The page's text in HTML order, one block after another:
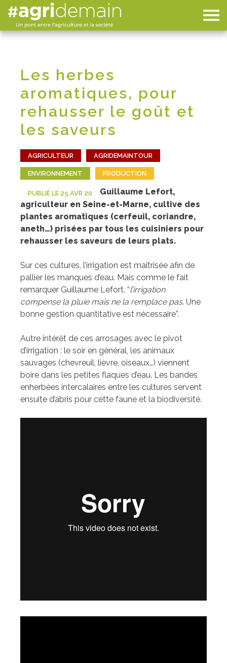
Les herbes
aromatiques, pour
rehausser le goût et
les saveurs
AGRICULTEUR AGRIDEMAINTOUR
ENVIRONNEMENT PRODUCTION
PUBLIÉ LE 25 AVR 20
Guillaume Lefort,
agriculteur en Seine-et-Marne, cultive des
plantes aromatiques (cerfeuil, coriandre,
aneth…) prisées par tous les cuisiniers pour
rehausser les saveurs de leurs plats.
Sur ces cultures, l’irrigation est maîtrisée afin de
pallier les manques d’eau. Mais comme le fait
remarquer Guillaume Lefort, “l’irrigation
compense la pluie mais ne la remplace pas. Une
bonne gestion quantitative est nécessaire”.
Autre intérêt de ces arrosages avec le pivot
d’irrigation : le soir en général, les animaux
sauvages (chevreuil, lièvre, oiseaux…) viennent
boire dans les petites flaques d’eau. Les bandes
enherbées intercalaires entre les cultures servent
ensuite d’abris pour cette faune et la biodiversité.